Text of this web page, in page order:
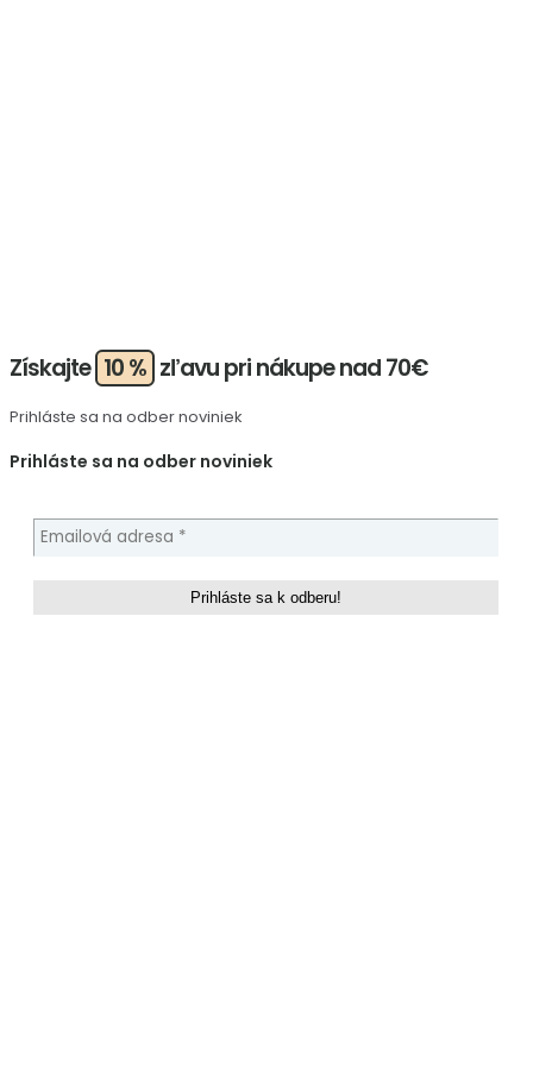
Získajte 10 % zľavu pri nákupe nad 70€
Prihláste sa na odber noviniek
Prihláste sa na odber noviniek